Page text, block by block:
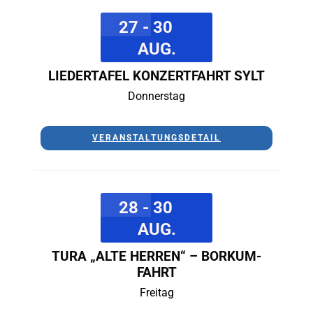
27 - 30
AUG.
LIEDERTAFEL KONZERTFAHRT SYLT
Donnerstag
VERANSTALTUNGSDETAIL
28 - 30
AUG.
TURA „ALTE HERREN“ – BORKUM-
FAHRT
Freitag